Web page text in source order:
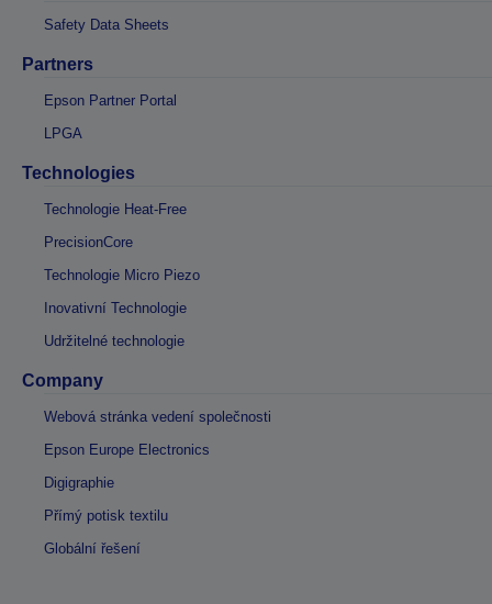
Safety Data Sheets
Partners
Epson Partner Portal
LPGA
Technologies
Technologie Heat-Free
PrecisionCore
Technologie Micro Piezo
Inovativní Technologie
Udržitelné technologie
Company
Webová stránka vedení společnosti
Epson Europe Electronics
Digigraphie
Přímý potisk textilu
Globální řešení